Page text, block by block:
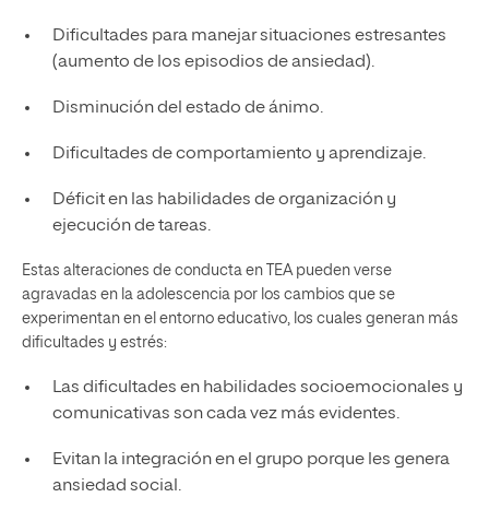
Dificultades para manejar situaciones estresantes
(aumento de los episodios de ansiedad).
Disminución del estado de ánimo.
Dificultades de comportamiento y aprendizaje.
Déficit en las habilidades de organización y
ejecución de tareas.
Estas alteraciones de conducta en TEA pueden verse
agravadas en la adolescencia por los cambios que se
experimentan en el entorno educativo, los cuales generan más
dificultades y estrés:
Las dificultades en habilidades socioemocionales y
comunicativas son cada vez más evidentes.
Evitan la integración en el grupo porque les genera
ansiedad social.